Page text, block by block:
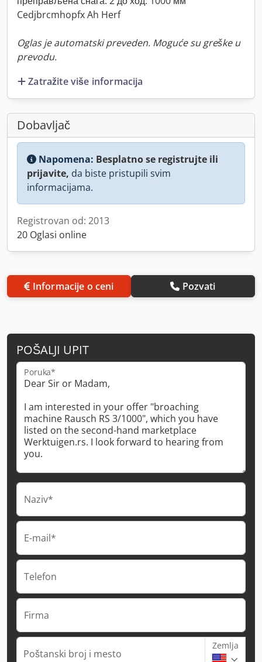
Cedjbrcmhopfx Ah Herf
Oglas je automatski preveden. Moguće su greške u
prevodu.
Zatražite više informacija
Dobavljač
Napomena: Besplatno se registrujte ili
prijavite, da biste pristupili svim
informacijama.
Registrovan od: 2013
20 Oglasi online
Informacije o ceni Pozvati
POŠALJI UPIT
Poruka*
Naziv*
E-mail*
Telefon
Firma
Poštanski broj i mesto
Zemlja